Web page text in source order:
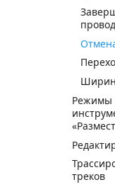
Режимы
треков